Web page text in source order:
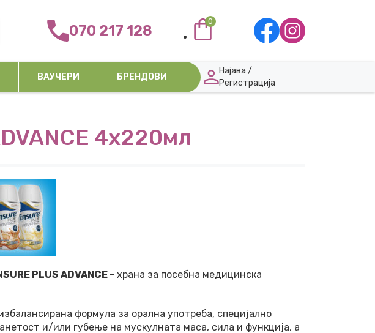
070 217 128
0
ВАУЧЕРИ БРЕНДОВИ
Најава /
Регистрација
4х220мл
PLUS ADVANCE – храна за посебна медицинска
формула за орална употреба, специјално
и/или губење на мускулната маса, сила и функција, а